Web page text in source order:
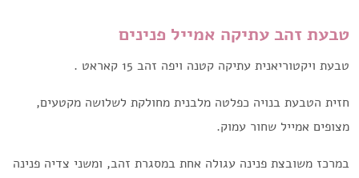
טבעת זהב עתיקה אמייל פנינים
טבעת ויקטוריאנית עתיקה קטנה ויפה זהב 15 קאראט .
חזית הטבעת בנויה כפלטה מלבנית מחולקת לשלושה מקטעים,
מצופים אמייל שחור עמוק.
במרכז משובצת פנינה עגולה אחת במסגרת זהב, ומשני צדיה פנינה